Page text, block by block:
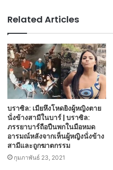
Related Articles
บราซิล: เมียหึงโหดยิงผู้หญิงตาย
นั่งข้างสามีในบาร์ | บราซิล:
ภรรยาบาร์ถือปืนพกในมือหมด
อารมณ์หลังจากเห็นผู้หญิงนั่งข้าง
สามีและถูกฆาตกรรม
กุมภาพันธ์ 23, 2021